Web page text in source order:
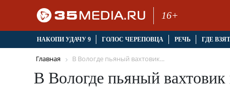
16+
НАКОПИ УДАЧУ 9 ГОЛОС ЧЕРЕПОВЦА РЕЧЬ ГДЕ
Главная В Вологде пьяный вахтовик...
В Вологде пьяный вахтовик